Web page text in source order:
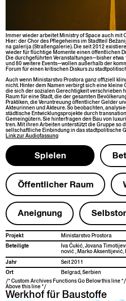
Immer wieder arbeit­et Min­istry of Space auch mit
Hier: der Chor des Pflege­heims im Stadt­teil
na galer­i­ja (Straßen­ga­lerie). Die seit 2012
wieder für flüchtige Momente einen öffentlichen
Die durchge­führten Veranstaltungen—bisher
und 80 weit­ere Events—wollen außer­halb der
Forum für einen kri­tis­chen Diskurs zu
Auch wenn Min­istarst­vo Pros­to­ra ganz offiziell
nicht. Hin­ter dem Namen ver­birgt sich eine kleine
die sich der sozialen Gerechtigkeit ver­schrieben
Raum für eine Stadt, die der gesamten
Prak­tiken, die Verun­treu­ung öffentlich­er Gelder
Akteurin­nen und Akteure. So beobacht­en,
städtis­che Entwick­lung­spro­jek­te durch
Geme­ingütern. Sie hin­ter­fra­gen den Bau von
tren. Mit ihren Arbeit­en unter­stützt die Gruppe so
sellschaftliche Ein­bindung in das stadt­poli­tis­che
Link zurAudio­fas­sung
Spie­len
Öffentlich­er Raum
Aneig­nung
Pro­jekt
Min­istarst­vo Prostora
Beteiligte
Iva Čuk­ić, Jovana
nović , Marko Aksen­ti­je­vić,
Jahr
Seit 2011
Ort
Bel­grad, Serbien
/* Custom Archives Functions Go Below this line
Above this line */
Werkhof für Baustoffe